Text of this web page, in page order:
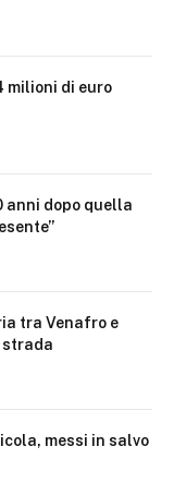
milioni di euro
anni dopo quella
tra Venafro e
messi in salvo